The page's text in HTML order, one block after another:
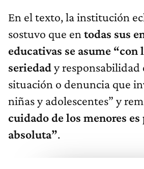
En el texto, la institución
sostuvo que en todas sus
educativas se asume “con
seriedady responsabilidad
situación o denuncia que
niñas y adolescentes” y
cuidado de los menores
absoluta”.